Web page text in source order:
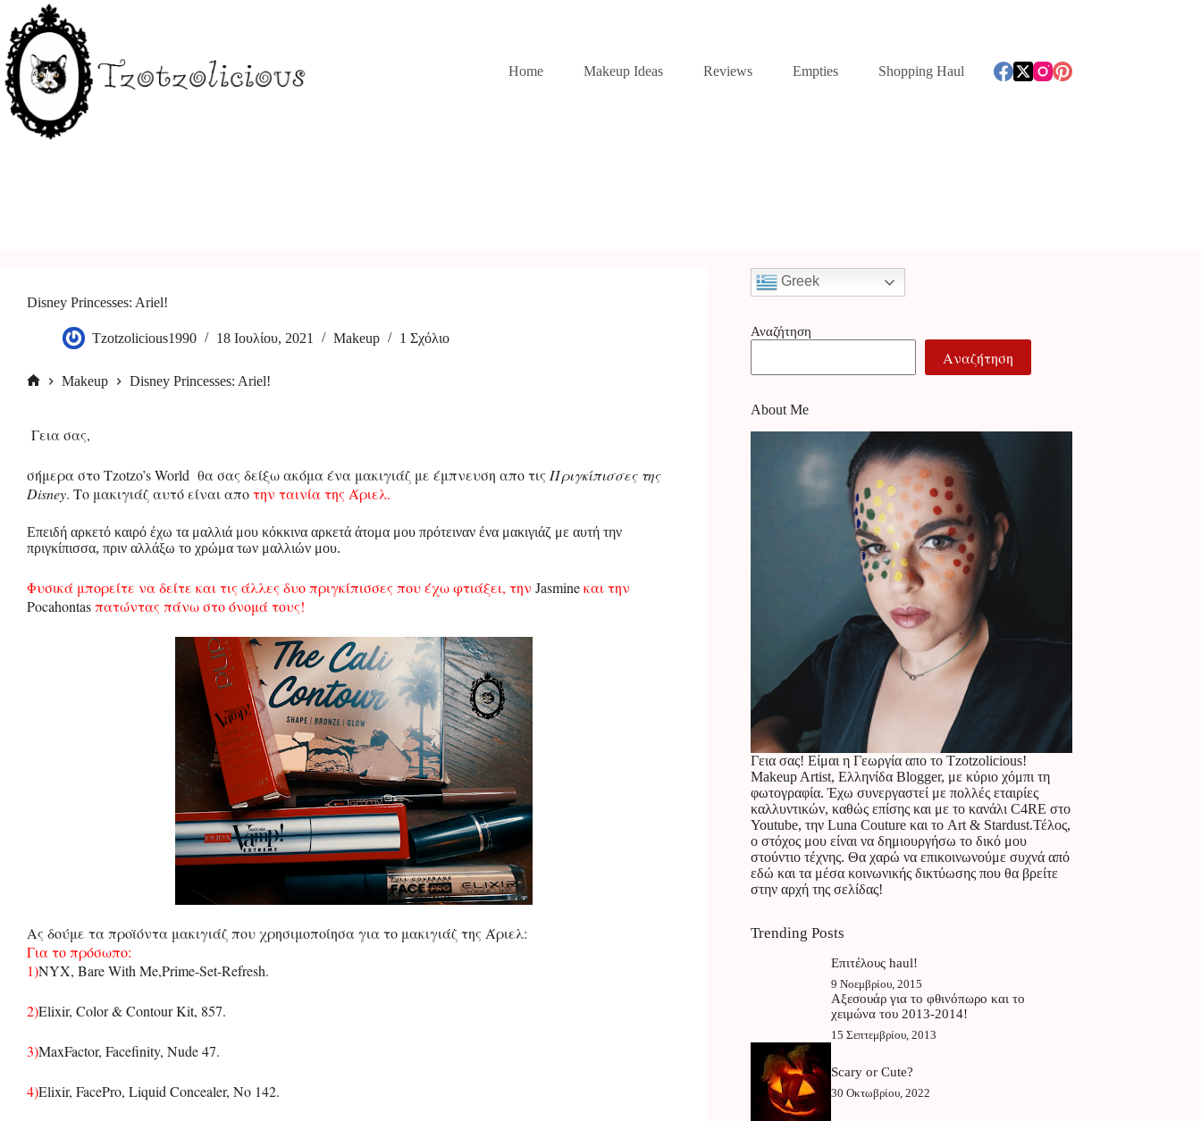
Μετάβαση
περιεχόμενο
Home Makeup Ideas Reviews Empties Shopping Haul
Disney Princesses: Ariel!
Tzotzolicious1990 18 Ιουλίου, 2021 Makeup 1 Σχόλιο
Makeup Disney Princesses: Ariel!
Γεια σας,
σήμερα στοTzotzo’s World θα σας δείξω ακόμα ένα μακιγιάζ με έμπνευση απο τις Πριγκίπισσες της
Disney. Το μακιγιάζ αυτό είναι αποτην ταινία της Άριελ.
Επειδή αρκετό καιρό έχω τα μαλλιά μου κόκκινα αρκετά άτομα μου πρότειναν ένα μακιγιάζ με αυτή την
πριγκίπισσα, πριν αλλάξω το χρώμα των μαλλιών μου.
Φυσικά μπορείτε να δείτε και τις άλλες δυο πριγκίπισσες που έχω φτιάξει, την Jasmineκαι την
Pocahontasπατώντας πάνω στο όνομά τους!
Ας δούμε τα προϊόντα μακιγιάζ που χρησιμοποίησα για το μακιγιάζ της Άριελ:
Για το πρόσωπο:
1)NYX, Bare With Me,Prime-Set-Refresh.
2)Elixir, Color & Contour Kit, 857.
3)MaxFactor, Facefinity, Nude 47.
4)Elixir, FacePro, Liquid Concealer, No 142.
Greek
Αναζήτηση
Αναζήτηση
About Me
Γεια σας! Είμαι η Γεωργία απο το Tzotzolicious!
Makeup Artist, Ελληνίδα Blogger, με κύριο χόμπι τη
φωτογραφία. Έχω συνεργαστεί με πολλές εταιρίες
καλλυντικών, καθώς επίσης και με το κανάλι C4RE στο
Youtube, την Luna Couture και το Art & Stardust.Τέλος,
ο στόχος μου είναι να δημιουργήσω το δικό μου
στούντιο τέχνης. Θα χαρώ να επικοινωνούμε συχνά από
εδώ και τα μέσα κοινωνικής δικτύωσης που θα βρείτε
στην αρχή της σελίδας!
Trending Posts
Επιτέλους haul!
9 Νοεμβρίου, 2015
Αξεσουάρ για το φθινόπωρο και το
χειμώνα του 2013-2014!
15 Σεπτεμβρίου, 2013
Scary or Cute?
30 Οκτωβρίου, 2022